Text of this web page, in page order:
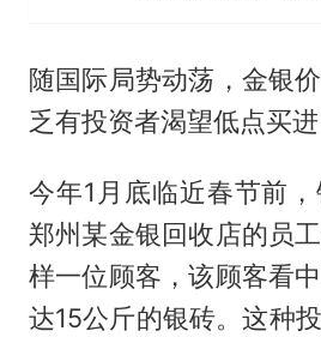
随国际局势动荡，金银
乏有投资者渴望低点买进
今年1月底临近春节前，
郑州某金银回收店的员
样一位顾客，该顾客看
达15公斤的银砖。这种